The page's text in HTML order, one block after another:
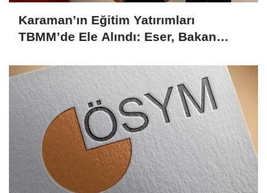
Karaman’ın Eğitim Yatırımları
TBMM’de Ele Alındı: Eser, Bakan